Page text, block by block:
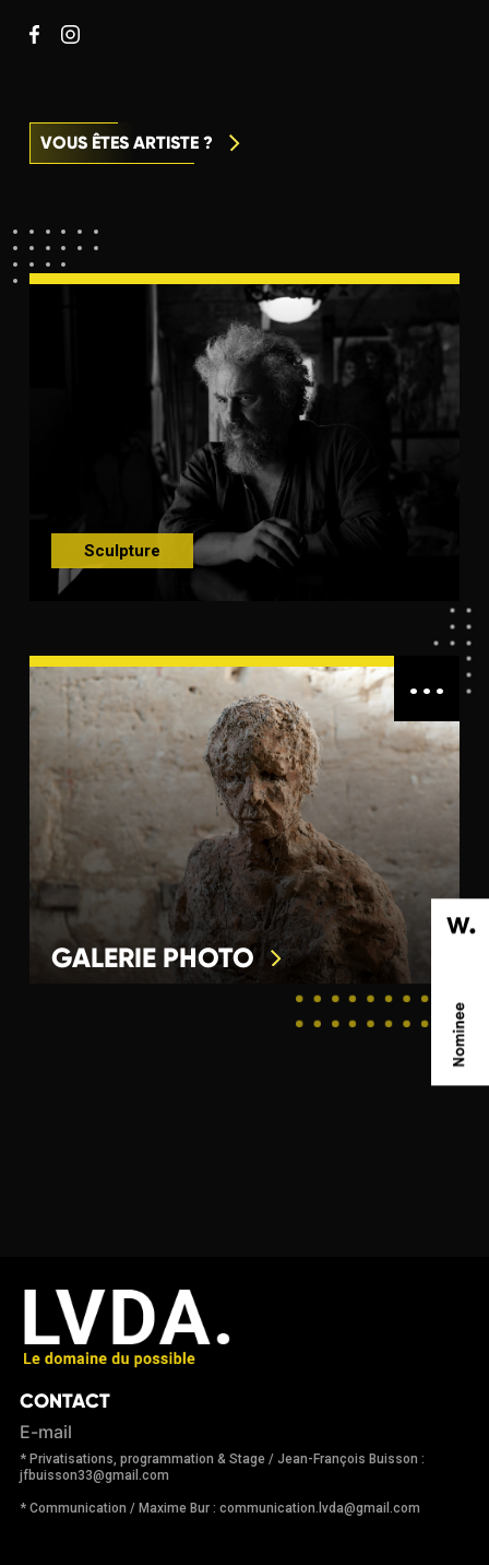
VOUS ÊTES ARTISTE ?
Sculpture
...
GALERIE PHOTO
CONTACT
E-mail
* Privatisations, programmation & Stage / Jean-François Buisson :
jfbuisson33@gmail.com
* Communication / Maxime Bur : communication.lvda@gmail.com